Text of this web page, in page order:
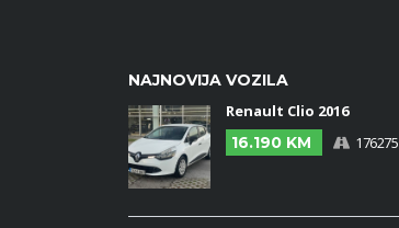
NAJNOVIJA VOZILA
Renault Clio 2016
16.190 KM
176275